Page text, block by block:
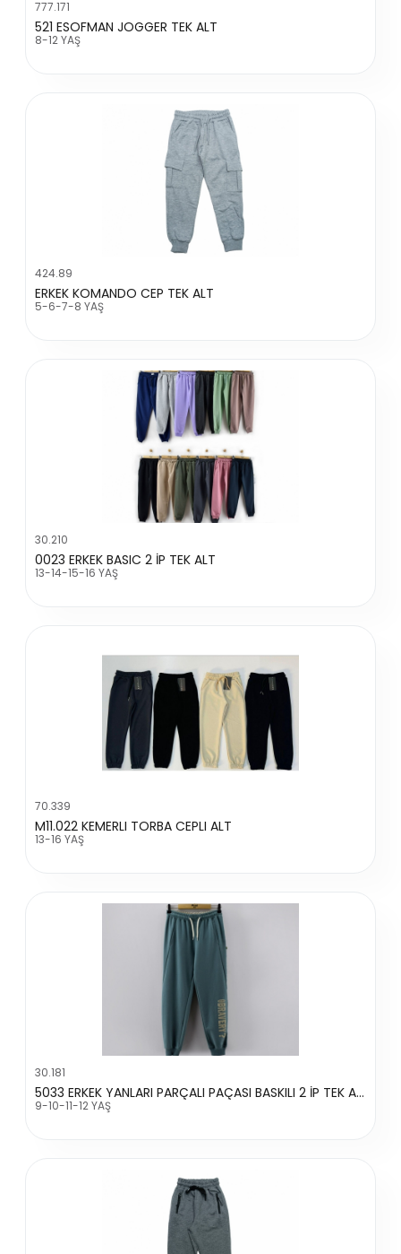
777.171
521 ESOFMAN JOGGER TEK ALT
8-12 YAŞ
424.89
ERKEK KOMANDO CEP TEK ALT
5-6-7-8 YAŞ
30.210
0023 ERKEK BASIC 2 İP TEK ALT
13-14-15-16 YAŞ
70.339
M11.022 KEMERLI TORBA CEPLI ALT
13-16 YAŞ
30.181
5033 ERKEK YANLARI PARÇALI PAÇASI BASKILI 2 İP TEK ALT
9-10-11-12 YAŞ